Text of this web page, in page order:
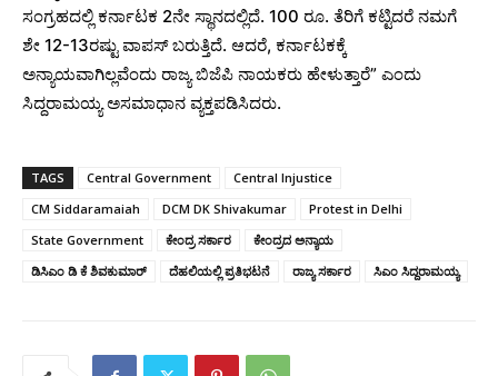
ಸಂಗ್ರಹದಲ್ಲಿ ಕರ್ನಾಟಕ 2ನೇ ಸ್ಥಾನದಲ್ಲಿದೆ. 100 ರೂ. ತೆರಿಗೆ ಕಟ್ಟಿದರೆ ನಮಗೆ
ಶೇ 12-13ರಷ್ಟು ವಾಪಸ್ ಬರುತ್ತಿದೆ. ಆದರೆ, ಕರ್ನಾಟಕಕ್ಕೆ
ಅನ್ಯಾಯವಾಗಿಲ್ಲವೆಂದು ರಾಜ್ಯ ಬಿಜೆಪಿ ನಾಯಕರು ಹೇಳುತ್ತಾರೆ” ಎಂದು
ಸಿದ್ದರಾಮಯ್ಯ ಅಸಮಾಧಾನ ವ್ಯಕ್ತಪಡಿಸಿದರು.
TAGS Central Government
Central Injustice
CM Siddaramaiah
DCM DK Shivakumar
Protest in Delhi
State Government
ಕೇಂದ್ರ ಸರ್ಕಾರ
ಕೇಂದ್ರದ ಅನ್ಯಾಯ
ಡಿಸಿಎಂ ಡಿ ಕೆ ಶಿವಕುಮಾರ್‌
ದೆಹಲಿಯಲ್ಲಿ ಪ್ರತಿಭಟನೆ ರಾಜ್ಯ ಸರ್ಕಾರ ಸಿಎಂ ಸಿದ್ದರಾಮಯ್ಯ